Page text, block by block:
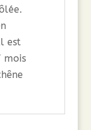
est
mois